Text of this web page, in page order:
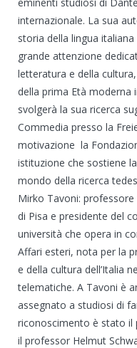
internazionale. La sua
storia della lingua
grande attenzione
letteratura e della
della prima Età moderna
svolgerà la sua ricerca
Commedia presso la
motivazione la
istituzione che sostiene
mondo della ricerca
Mirko Tavoni: professore
di Pisa e presidente del
università che opera in
Affari esteri, nota per la
e della cultura dell’Italia
telematiche. A Tavoni è
assegnato a studiosi di
riconoscimento è stato il
il professor Helmut